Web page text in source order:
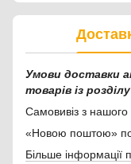
Умови доставки
товарів із
Самовивіз з
«Новою поштою» по
Більше інформації